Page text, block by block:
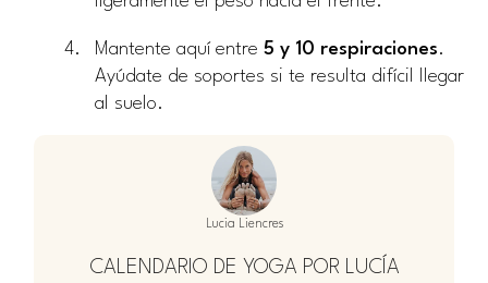
Mantente aquí entre 5 y 10 respiraciones.
Ayúdate de soportes si te resulta difícil llegar
al suelo.
Lucia Liencres
CALENDARIO DE YOGA POR LUCÍA